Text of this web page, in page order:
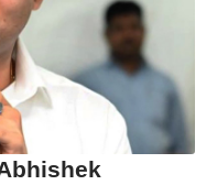
(Abhishek